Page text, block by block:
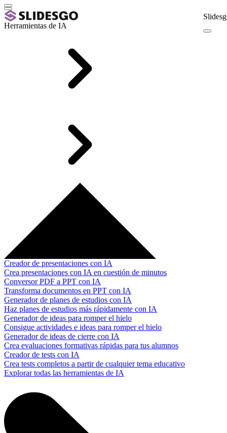
Herramientas de IA
Creador de presentaciones con IA
Crea presentaciones con IA en cuestión de minutos
Conversor PDF a PPT con IA
Transforma documentos en PPT con IA
Generador de planes de estudios con IA
Haz planes de estudios más rápidamente con IA
Generador de ideas para romper el hielo
Consigue actividades e ideas para romper el hielo
Generador de ideas de cierre con IA
Crea evaluaciones formativas rápidas para tus alumnos
Creador de tests con IA
Crea tests completos a partir de cualquier tema educativo
Explorar todas las herramientas de IA